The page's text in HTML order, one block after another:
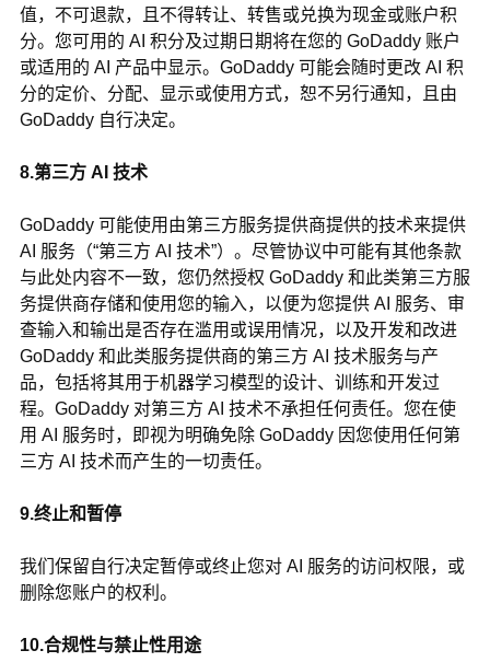
值，不可退款，且不得转让、转售或兑换为现金或账户积
分。您可用的 AI 积分及过期日期将在您的 GoDaddy 账户
或适用的 AI 产品中显示。GoDaddy 可能会随时更改 AI 积
分的定价、分配、显示或使用方式，恕不另行通知，且由
GoDaddy 自行决定。
8.第三方 AI 技术
GoDaddy 可能使用由第三方服务提供商提供的技术来提供
AI 服务（“第三方 AI 技术”）。尽管协议中可能有其他条款
与此处内容不一致，您仍然授权 GoDaddy 和此类第三方服
务提供商存储和使用您的输入，以便为您提供 AI 服务、审
查输入和输出是否存在滥用或误用情况，以及开发和改进
GoDaddy 和此类服务提供商的第三方 AI 技术服务与产
品，包括将其用于机器学习模型的设计、训练和开发过
程。GoDaddy 对第三方 AI 技术不承担任何责任。您在使
用 AI 服务时，即视为明确免除 GoDaddy 因您使用任何第
三方 AI 技术而产生的一切责任。
9.终止和暂停
我们保留自行决定暂停或终止您对 AI 服务的访问权限，或
删除您账户的权利。
10.合规性与禁止性用途